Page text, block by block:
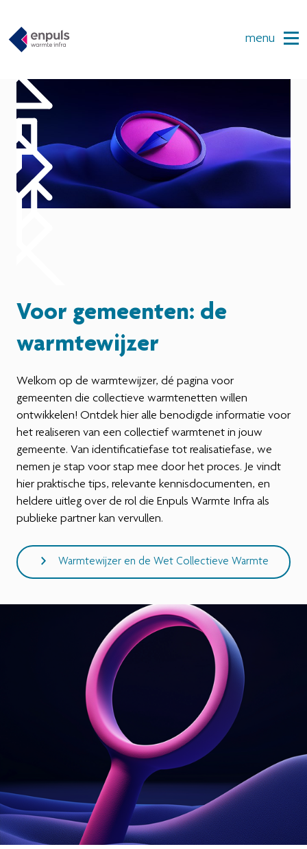
Projecten
Warmtewijzer
Academy
menu
Voor gemeenten: de
warmtewijzer
Welkom op de warmtewijzer, dé pagina voor
gemeenten die collectieve warmtenetten willen
ontwikkelen! Ontdek hier alle benodigde informatie voor
het realiseren van een collectief warmtenet in jouw
gemeente. Van identificatiefase tot realisatiefase, we
nemen je stap voor stap mee door het proces. Je vindt
hier praktische tips, relevante kennisdocumenten, en
heldere uitleg over de rol die Enpuls Warmte Infra als
publieke partner kan vervullen.
Warmtewijzer en de Wet Collectieve Warmte